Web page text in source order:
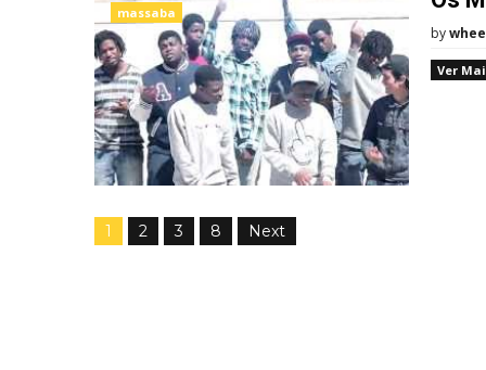
massaba
by
Ver
1 2 3 8 Next